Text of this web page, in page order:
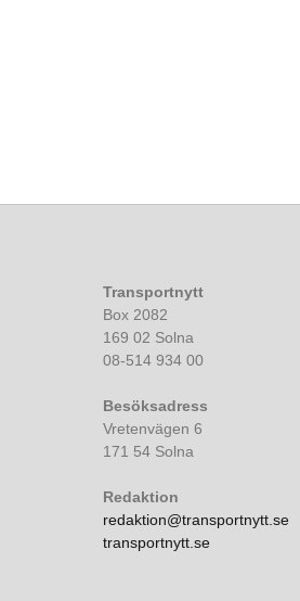
Transportnytt
Box 2082
169 02 Solna
08-514 934 00
Besöksadress
Vretenvägen 6
171 54 Solna
Redaktion
redaktion@transportnytt.se
transportnytt.se